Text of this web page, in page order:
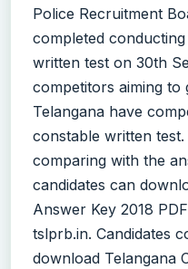
Police Recruitment
completed
written test on 30th
competitors aiming to
Telangana have
constable written
comparing with the
candidates can
Answer Key 2018
tslprb.in. Candidates
download Telangana